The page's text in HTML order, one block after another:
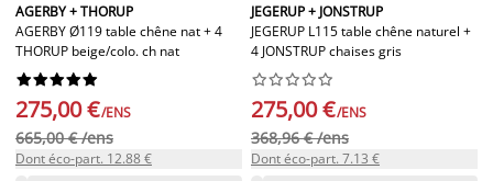
AGERBY + THORUP
AGERBY Ø119 table chêne nat + 4
THORUP beige/colo. ch nat






275,00 €/ENS
665,00 € /ens
Dont éco-part. 12.88 €
JEGERUP + JONSTRUP
JEGERUP L115 table chêne naturel +
4 JONSTRUP chaises gris






275,00 €/ENS
368,96 € /ens
Dont éco-part. 7.13 €